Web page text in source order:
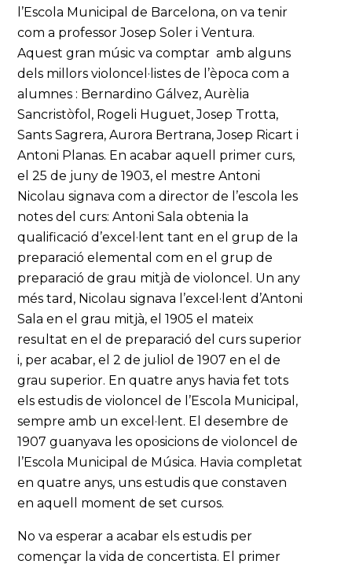
l’Escola Municipal de Barcelona, on va tenir
com a professor Josep Soler i Ventura.
Aquest gran músic va comptar amb alguns
dels millors violoncel·listes de l’època com a
alumnes : Bernardino Gálvez, Aurèlia
Sancristòfol, Rogeli Huguet, Josep Trotta,
Sants Sagrera, Aurora Bertrana, Josep Ricart i
Antoni Planas. En acabar aquell primer curs,
el 25 de juny de 1903, el mestre Antoni
Nicolau signava com a director de l’escola les
notes del curs: Antoni Sala obtenia la
qualificació d’excel·lent tant en el grup de la
preparació elemental com en el grup de
preparació de grau mitjà de violoncel. Un any
més tard, Nicolau signava l’excel·lent d’Antoni
Sala en el grau mitjà, el 1905 el mateix
resultat en el de preparació del curs superior
i, per acabar, el 2 de juliol de 1907 en el de
grau superior. En quatre anys havia fet tots
els estudis de violoncel de l’Escola Municipal,
sempre amb un excel·lent. El desembre de
1907 guanyava les oposicions de violoncel de
l’Escola Municipal de Música. Havia completat
en quatre anys, uns estudis que constaven
en aquell moment de set cursos.
No va esperar a acabar els estudis per
començar la vida de concertista. El primer